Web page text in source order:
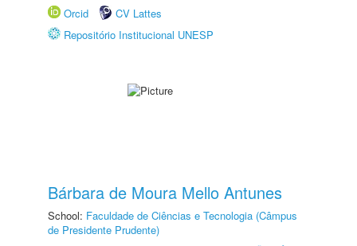
Orcid
CV Lattes
Repositório Institucional UNESP
Bárbara de Moura Mello Antunes
School: Faculdade de Ciências e Tecnologia (Câmpus
de Presidente Prudente)